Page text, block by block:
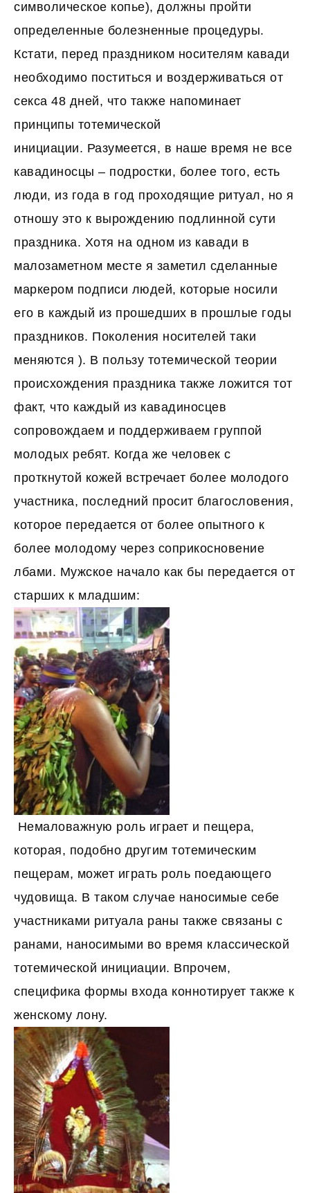
символическое копье), должны пройти
определенные болезненные процедуры.
Кстати, перед праздником носителям кавади
необходимо поститься и воздерживаться от
секса 48 дней, что также напоминает
принципы тотемической
инициации. Разумеется, в наше время не все
кавадиносцы – подростки, более того, есть
люди, из года в год проходящие ритуал, но я
отношу это к вырождению подлинной сути
праздника. Хотя на одном из кавади в
малозаметном месте я заметил сделанные
маркером подписи людей, которые носили
его в каждый из прошедших в прошлые годы
праздников. Поколения носителей таки
меняются ). В пользу тотемической теории
происхождения праздника также ложится тот
факт, что каждый из кавадиносцев
сопровождаем и поддерживаем группой
молодых ребят. Когда же человек с
проткнутой кожей встречает более молодого
участника, последний просит благословения,
которое передается от более опытного к
более молодому через соприкосновение
лбами. Мужское начало как бы передается от
старших к младшим:
Немаловажную роль играет и пещера,
которая, подобно другим тотемическим
пещерам, может играть роль поедающего
чудовища. В таком случае наносимые себе
участниками ритуала раны также связаны с
ранами, наносимыми во время классической
тотемической инициации. Впрочем,
специфика формы входа коннотирует также к
женскому лону.